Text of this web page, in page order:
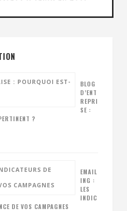
BLOG
D’ENT
REPRI
SE :
?
EMAIL
ING :
LES
INDIC
DE VOS CAMPAGNES